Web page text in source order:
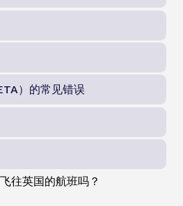
）的常见错误
往英国的航班吗？